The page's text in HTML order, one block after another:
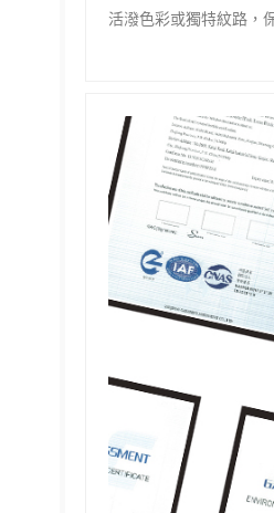
活潑色彩或獨特紋路，